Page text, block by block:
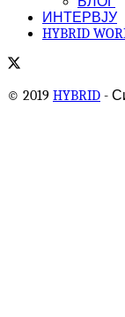
ИНТЕРВЈУ
HYBRID
© 2019 HYBRID -